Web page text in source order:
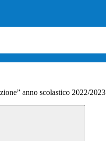
anno scolastico 2022/2023